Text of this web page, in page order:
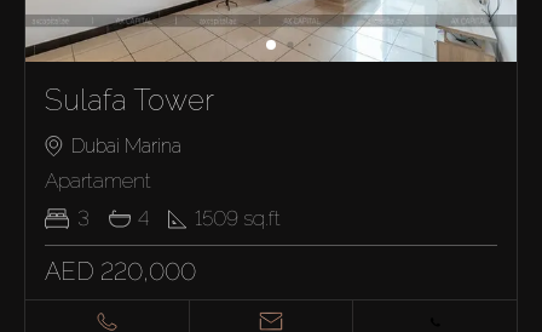
Sulafa Tower
Dubai Marina
Apartament
3
4 1509 sq.ft
AED 220,000